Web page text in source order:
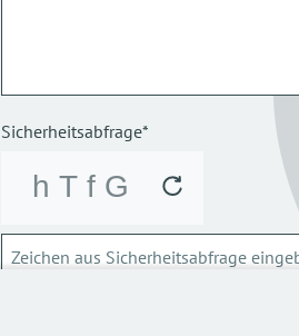
Sicherheitsabfrage*